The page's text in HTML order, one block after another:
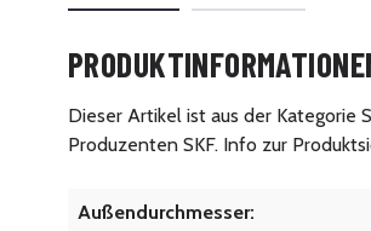
Dieser Artikel ist aus der Kategorie
Produzenten SKF. Info zur
Außendurchmesser: